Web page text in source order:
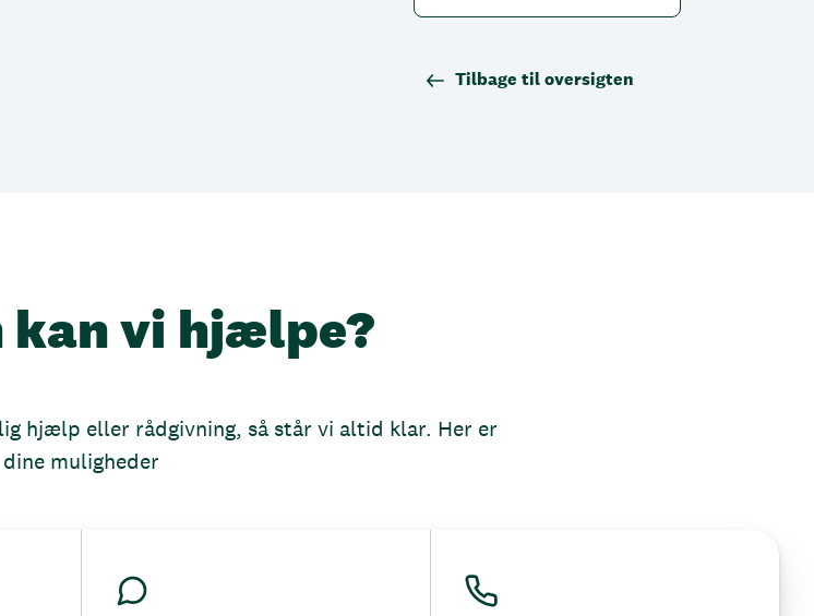
Tilbage til oversigten
kan vi hjælpe?
hjælp eller rådgivning, så står vi altid klar. Her er
dine muligheder